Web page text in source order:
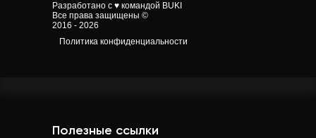
Разработано с ♥ командой BUKI
Все права защищены ©
2016 - 2026
Политика конфиденциальности
Полезные ссылки